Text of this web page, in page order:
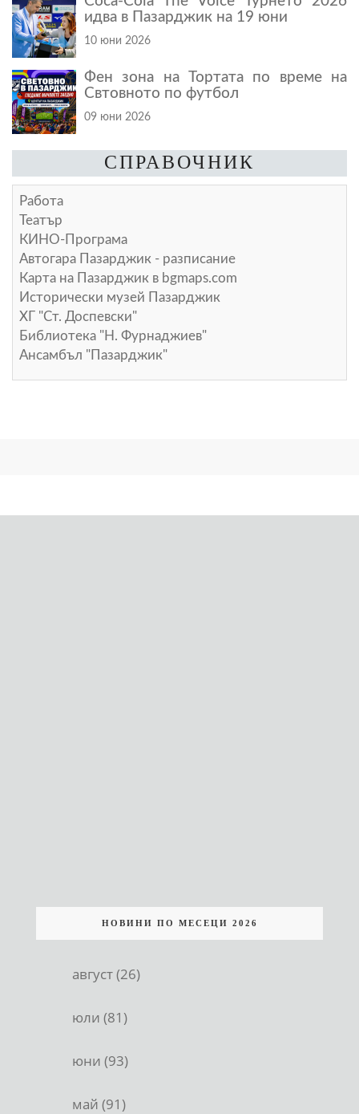
идва в Пазарджик на 19 юни
10 юни 2026
Фен зона на Тортата по време на
Свтовното по футбол
09 юни 2026
СПРАВОЧНИК
Работа
Театър
КИНО-Програма
Автогара Пазарджик - разписание
Карта на Пазарджик в bgmaps.com
Исторически музей Пазарджик
ХГ "Ст. Доспевски"
Библиотека "Н. Фурнаджиев"
Ансамбъл "Пазарджик"
НОВИНИ ПО МЕСЕЦИ 2026
август (26)
юли (81)
юни (93)
май (91)